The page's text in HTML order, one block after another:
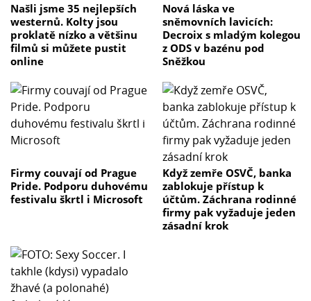
Našli jsme 35 nejlepších
westernů. Kolty jsou
proklatě nízko a většinu
filmů si můžete pustit
online
Nová láska ve
sněmovních lavicích:
Decroix s mladým kolegou
z ODS v bazénu pod
Sněžkou
Firmy couvají od Prague
Pride. Podporu duhovému
festivalu škrtl i Microsoft
Když zemře OSVČ, banka
zablokuje přístup k
účtům. Záchrana rodinné
firmy pak vyžaduje jeden
zásadní krok